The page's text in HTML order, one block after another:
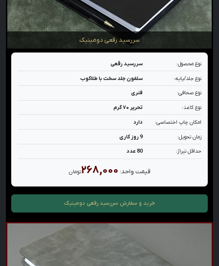
سررسید رقعی دومینیک
نوع محصول: سررسید رقعی
نوع جلد/پایه: سلفون جلد سخت با طلاکوب
نوع صحافی: فنری
نوع کاغذ: تحریر ۷۰ گرم
امکان چاپ اختصاصی: دارد
زمان تحویل: 9 روز کاری
حداقل تیراژ: 80 عدد
قیمت واحد: ۲۶۸,۰۰۰تومان
خرید و سفارش سررسید رقعی دومینیک